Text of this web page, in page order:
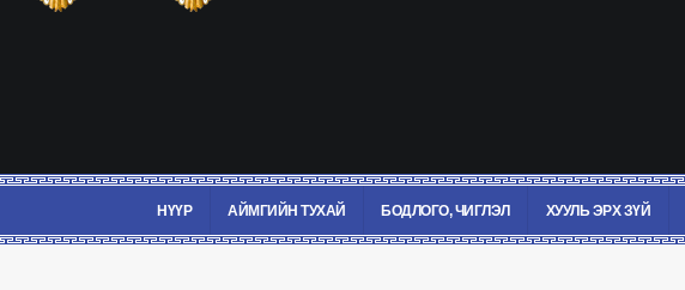
НҮҮР АЙМГИЙН ТУХАЙ БОДЛОГО, ЧИГЛЭЛ ХУУЛЬ ЭРХ ЗҮЙ